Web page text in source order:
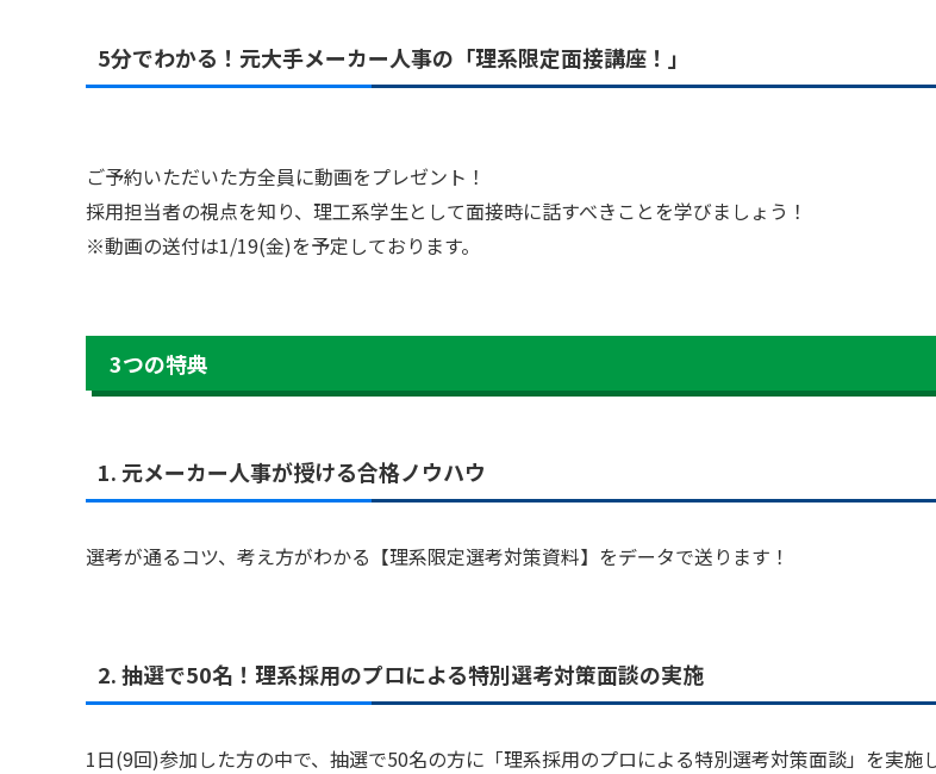
5分でわかる！元大手メーカー人事の「理系限定面接講座！」
ご予約いただいた方全員に動画をプレゼント！
採用担当者の視点を知り、理工系学生として面接時に話すべきことを学びましょう！
※動画の送付は1/19(金)を予定しております。
3つの特典
1. 元メーカー人事が授ける合格ノウハウ
選考が通るコツ、考え方がわかる【理系限定選考対策資料】をデータで送ります！
2. 抽選で50名！理系採用のプロによる特別選考対策面談の実施
1日(9回)参加した方の中で、抽選で50名の方に「理系採用のプロによる特別選考対策面談」を実施